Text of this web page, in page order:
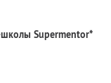
Supermentor*